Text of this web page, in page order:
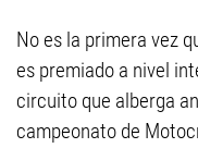
No es la primera vez
es premiado a nivel
circuito que alberga
campeonato de